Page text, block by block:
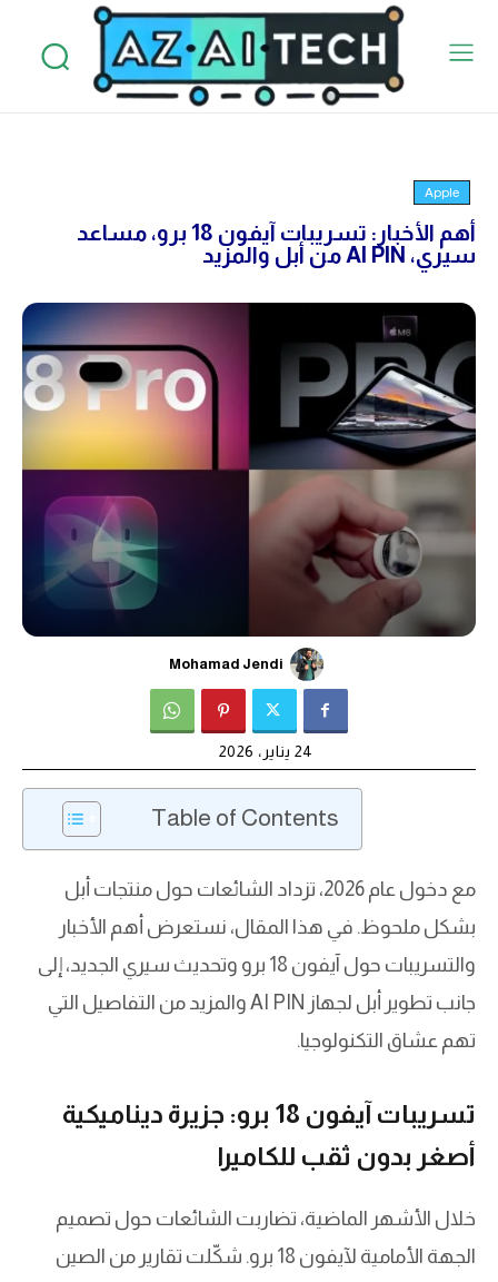
Apple
أهم الأخبار: تسريبات آيفون 18 برو، مساعد
سيري، AI PIN من أبل والمزيد
Mohamad Jendi
24 يناير، 2026
Table of Contents
مع دخول عام 2026، تزداد الشائعات حول منتجات أبل
بشكل ملحوظ. في هذا المقال، نستعرض أهم الأخبار
والتسريبات حول آيفون 18 برو وتحديث سيري الجديد، إلى
جانب تطوير أبل لجهاز AI PIN والمزيد من التفاصيل التي
تهم عشاق التكنولوجيا.
تسريبات آيفون 18 برو: جزيرة ديناميكية
أصغر بدون ثقب للكاميرا
خلال الأشهر الماضية، تضاربت الشائعات حول تصميم
الجهة الأمامية لآيفون 18 برو. شكّلت تقارير من الصين